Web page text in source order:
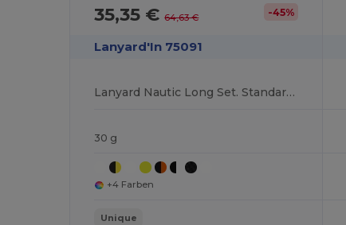
35,35 €64,63 € -45%
Lanyard'In 75091
Lanyard Nautic Long Set. Standardmodelle
30 g
+4 Farben
Unique